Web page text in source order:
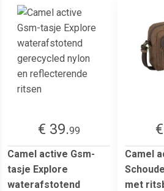
€ 39.99
Camel active Gsm-
tasje Explore
waterafstotend
Camel
met